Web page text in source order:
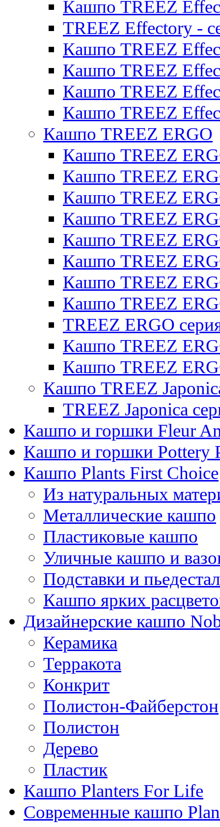
Кашпо TREEZ
TREEZ Effectory -
Кашпо TREEZ
Кашпо TREEZ
Кашпо TREEZ
Кашпо TREEZ
Кашпо TREEZ ERGO
Кашпо TREEZ
Кашпо TREEZ
Кашпо TREEZ
Кашпо TREEZ
Кашпо TREEZ
Кашпо TREEZ
Кашпо TREEZ
Кашпо TREEZ
TREEZ ERGO
Кашпо TREEZ
Кашпо TREEZ
Кашпо TREEZ
TREEZ Japonica
Кашпо и горшки Fleur
Кашпо и горшки Pottery
Кашпо Plants First Choice
Из натуральных
Металлические кашпо
Пластиковые кашпо
Уличные кашпо и
Подставки и
Кашпо ярких
Дизайнерские кашпо
Керамика
Терракота
Конкрит
Полистон-Файберстон
Полистон
Дерево
Пластик
Кашпо Planters For Life
Современные кашпо